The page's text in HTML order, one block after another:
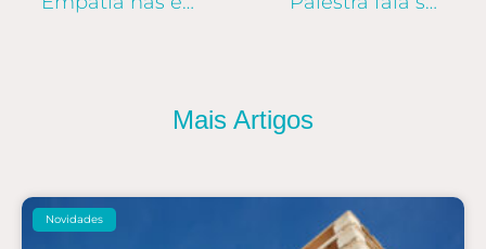
Mais Artigos
Novidades